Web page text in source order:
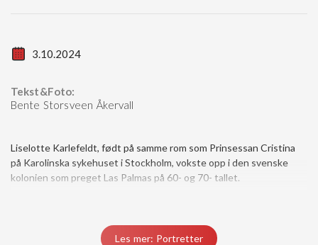
3.10.2024
Tekst&Foto:
Bente Storsveen Åkervall
Liselotte Karlefeldt, født på samme rom som Prinsessan Cristina
på Karolinska sykehuset i Stockholm, vokste opp i den svenske
kolonien som preget Las Palmas på 60- og 70- tallet.
Vis medlemsnivåer Logg inn her
Les mer: Portretter